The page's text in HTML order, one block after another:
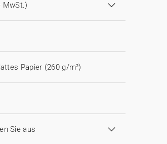
MwSt.)
Papier (260 g/m²)
Sie aus